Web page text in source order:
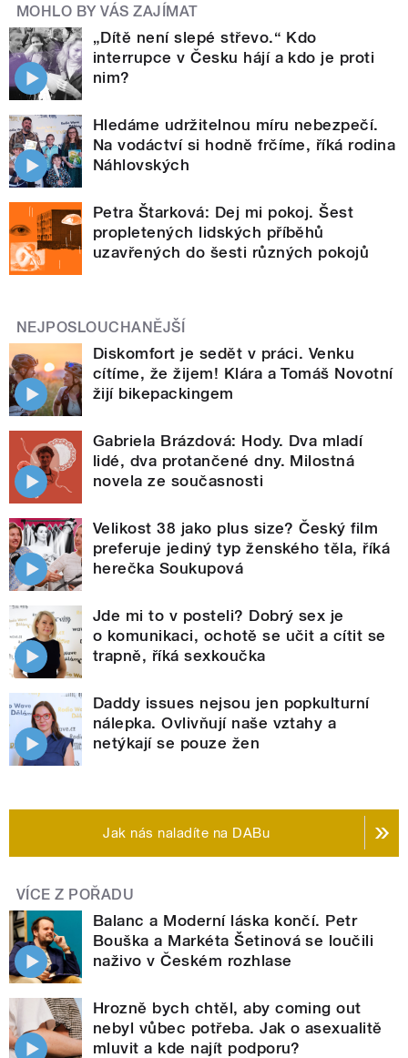
MOHLO BY VÁS ZAJÍMAT
„Dítě není slepé střevo.“ Kdo
interrupce v Česku hájí a kdo je proti
nim?
Hledáme udržitelnou míru nebezpečí.
Na vodáctví si hodně frčíme, říká rodina
Náhlovských
Petra Štarková: Dej mi pokoj. Šest
propletených lidských příběhů
uzavřených do šesti různých pokojů
NEJPOSLOUCHANĚJŠÍ
Diskomfort je sedět v práci. Venku
cítíme, že žijem! Klára a Tomáš Novotní
žijí bikepackingem
Gabriela Brázdová: Hody. Dva mladí
lidé, dva protančené dny. Milostná
novela ze současnosti
Velikost 38 jako plus size? Český film
preferuje jediný typ ženského těla, říká
herečka Soukupová
Jde mi to v posteli? Dobrý sex je
o komunikaci, ochotě se učit a cítit se
trapně, říká sexkoučka
Daddy issues nejsou jen popkulturní
nálepka. Ovlivňují naše vztahy a
netýkají se pouze žen
Jak nás naladíte na DABu
VÍCE Z POŘADU
Balanc a Moderní láska končí. Petr
Bouška a Markéta Šetinová se loučili
naživo v Českém rozhlase
Hrozně bych chtěl, aby coming out
nebyl vůbec potřeba. Jak o asexualitě
mluvit a kde najít podporu?